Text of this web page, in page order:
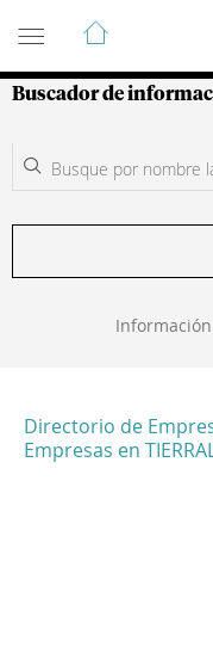
Guía de
Buscador de
Directorio de
Empresas en